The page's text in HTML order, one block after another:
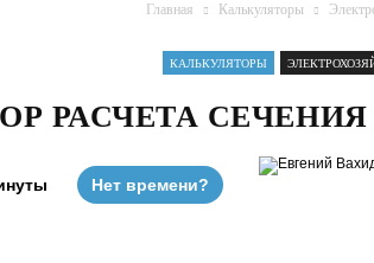
Главная Калькуляторы
КАЛЬКУЛЯТОРЫ
РАСЧЕТА
Нет времени?